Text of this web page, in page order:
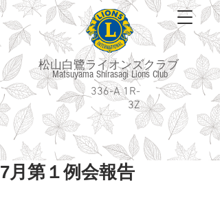
松山白鷺ライオンズクラブ
Matsuyama Shirasagi Lions Club
336-A 1R-
3Z
7月第１例会報告